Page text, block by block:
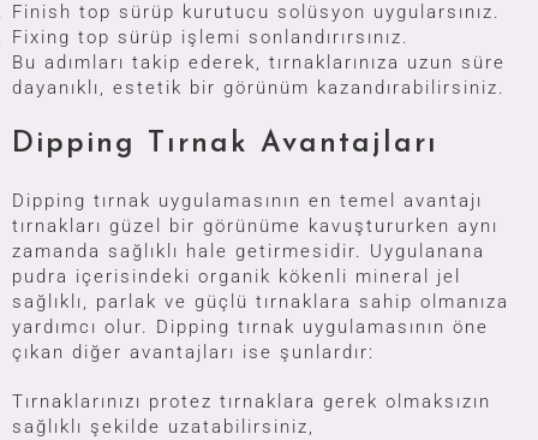
Finish top sürüp kurutucu solüsyon uygularsınız.
Fixing top sürüp işlemi sonlandırırsınız.
Bu adımları takip ederek, tırnaklarınıza uzun süre
dayanıklı, estetik bir görünüm kazandırabilirsiniz.
Dipping Tırnak Avantajları
Dipping tırnak uygulamasının en temel avantajı
tırnakları güzel bir görünüme kavuştururken aynı
zamanda sağlıklı hale getirmesidir. Uygulanana
pudra içerisindeki organik kökenli mineral jel
sağlıklı, parlak ve güçlü tırnaklara sahip olmanıza
yardımcı olur. Dipping tırnak uygulamasının öne
çıkan diğer avantajları ise şunlardır:
Tırnaklarınızı protez tırnaklara gerek olmaksızın
sağlıklı şekilde uzatabilirsiniz,